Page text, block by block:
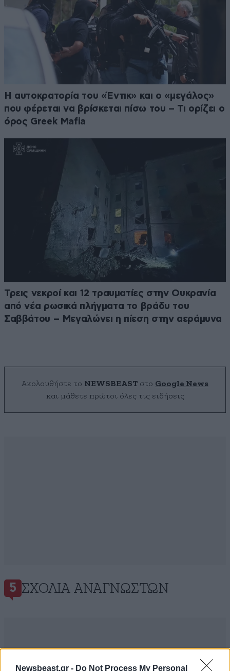
Newsbeast.gr - Do Not Process My Personal
Η αυτοκρατορία του «Έντικ» και ο «μεγάλος»
που φέρεται να βρίσκεται πίσω του – Τι ορίζει ο
όρος Greek Mafia
Τρεις νεκροί και 12 τραυματίες στην Ουκρανία
από νέα ρωσικά πλήγματα το βράδυ του
Σαββάτου – Μεγαλώνει η πίεση στην αεράμυνα
Ακολουθήστε το NEWSBEAST στο Google News
και μάθετε πρώτοι όλες τις ειδήσεις
5 ΣΧΌΛΙΑ ΑΝΑΓΝΩΣΤΏΝ
ΠΡΟΣΘΕΣΤΕ ΤΟ ΣΧΟΛΙΟ ΣΑΣ